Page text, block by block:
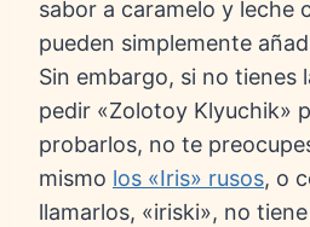
sabor a caramelo y leche
pueden simplemente
Sin embargo, si no tienes
pedir «Zolotoy Klyuchik»
probarlos, no te
mismo los «Iris» rusos, o
llamarlos, «iriski», no